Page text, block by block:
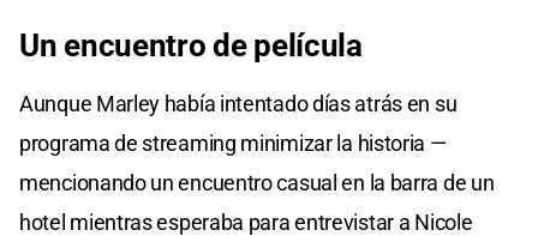
Un encuentro de película
Aunque Marley había intentado días atrás en su
programa de streaming minimizar la historia —
mencionando un encuentro casual en la barra de un
hotel mientras esperaba para entrevistar a Nicole